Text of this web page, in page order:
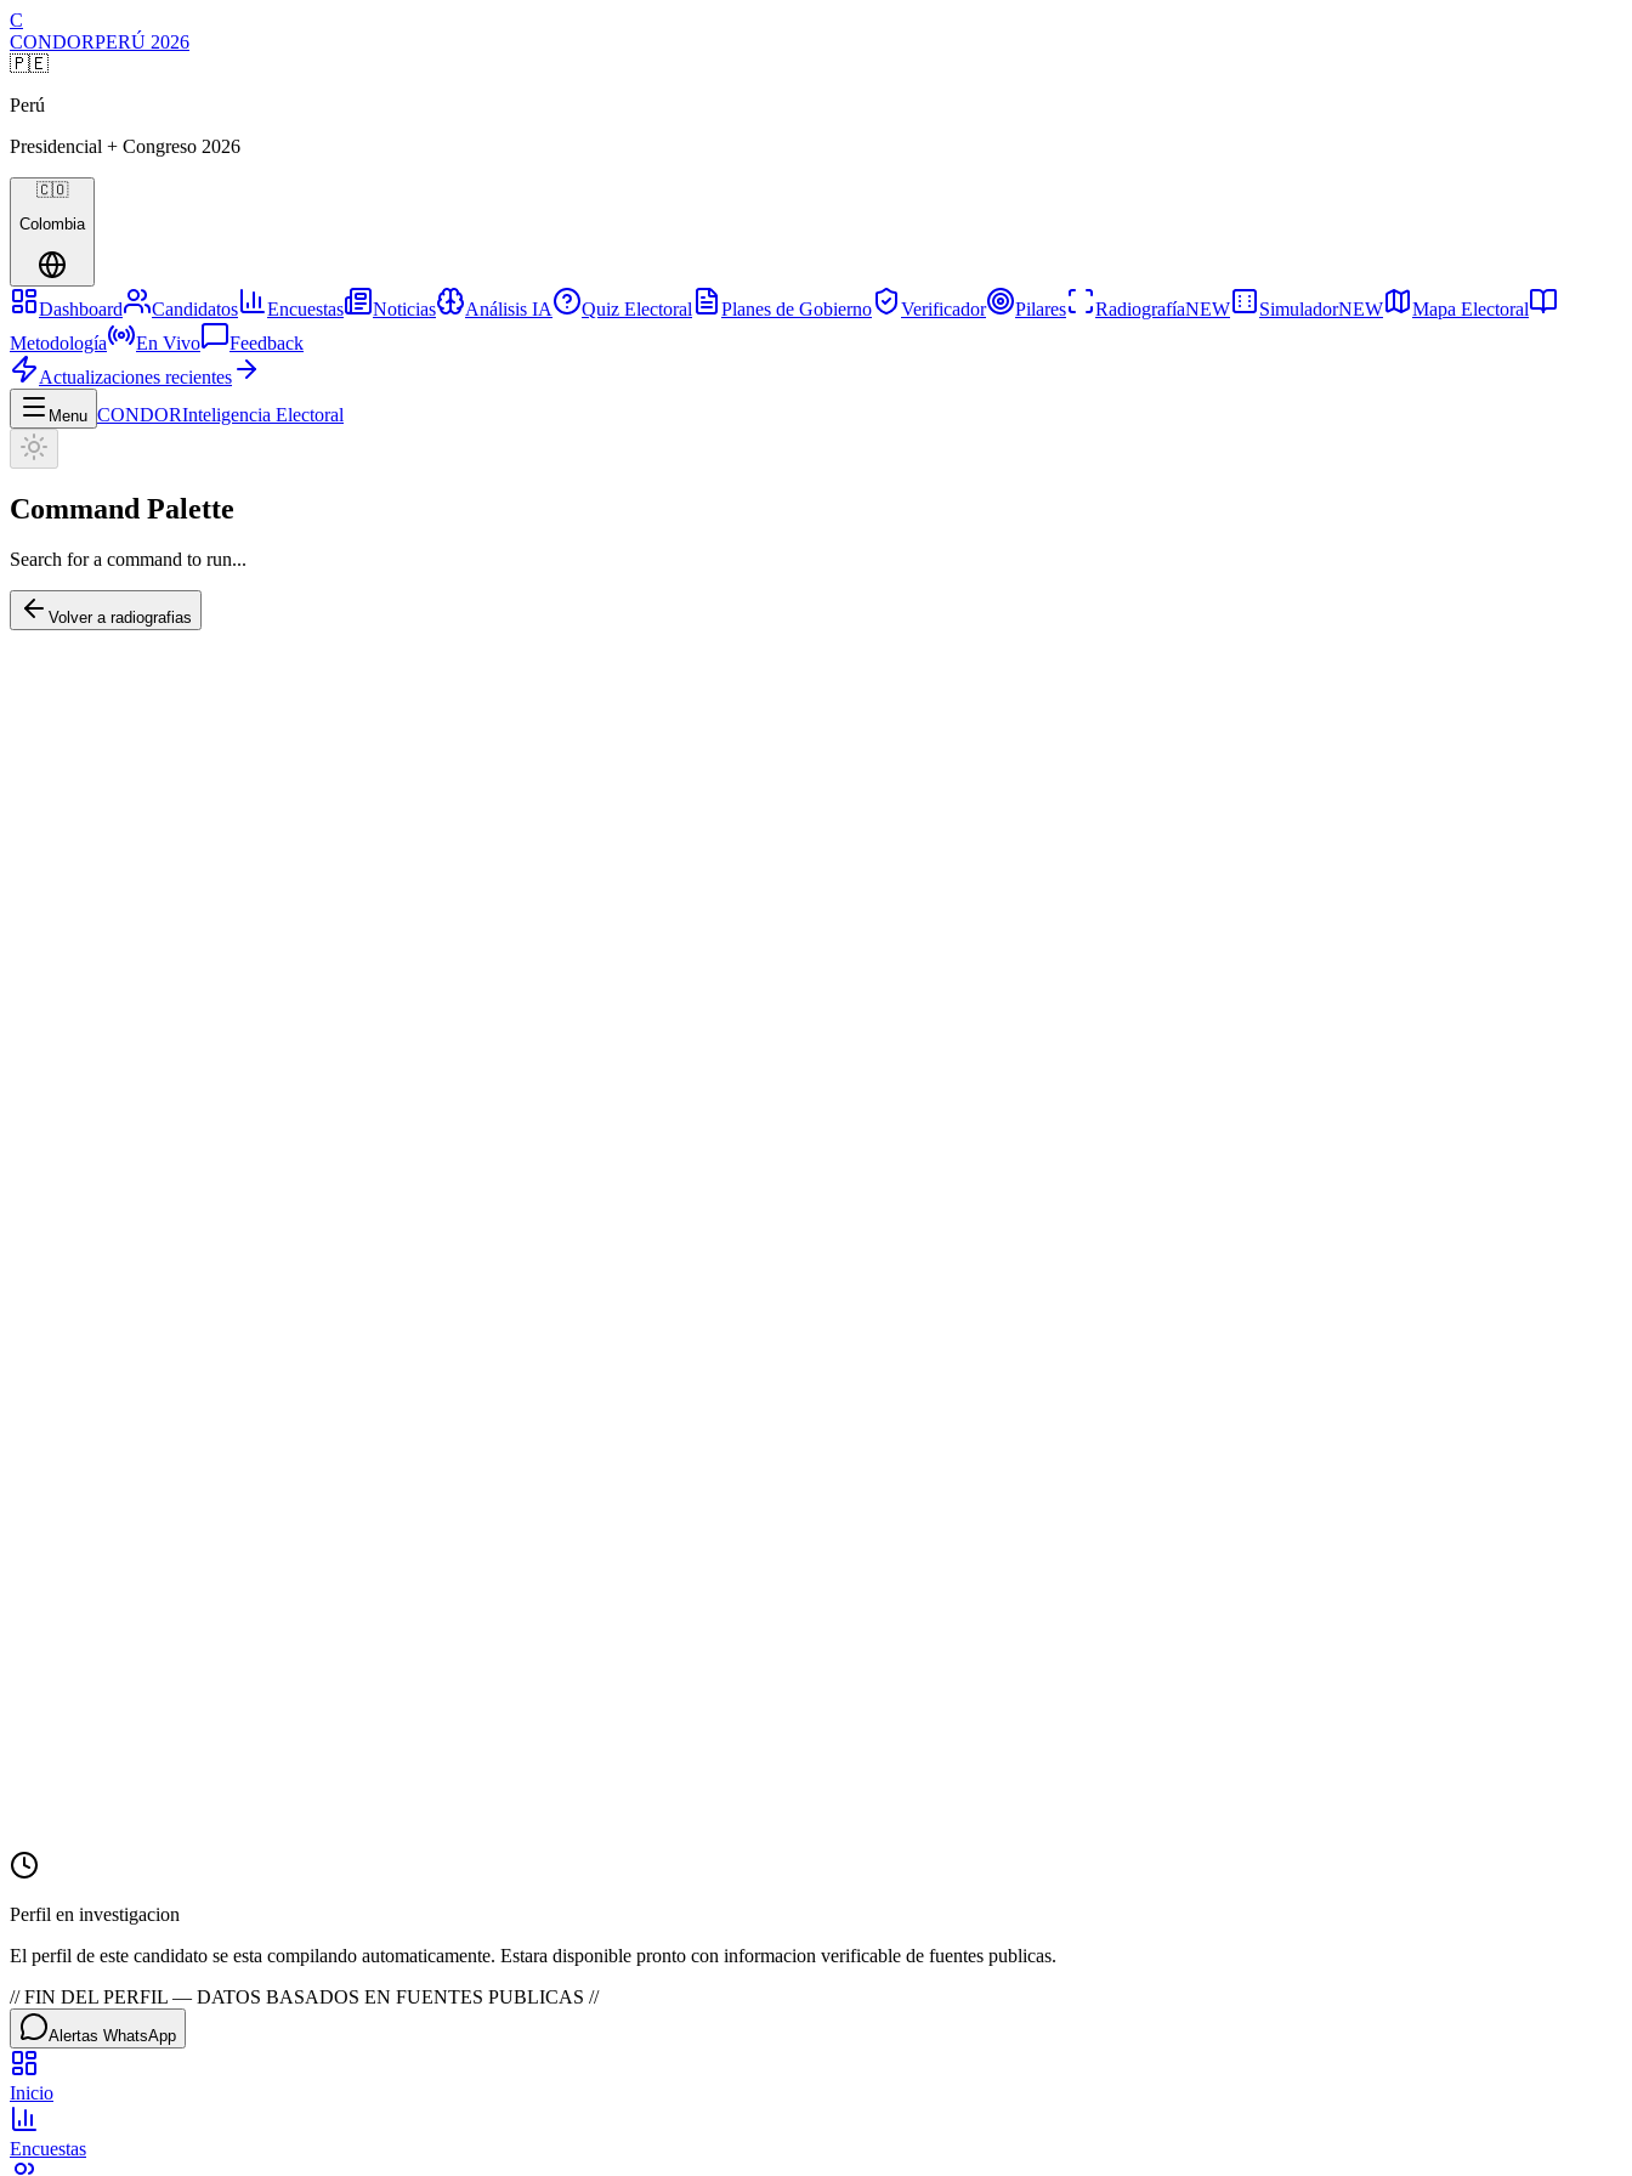
C
CONDORPERÚ 2026
🇵🇪
Perú
Presidencial + Congreso 2026
🇨🇴
Colombia
Dashboard Candidatos Encuestas Noticias Análisis IA Quiz Electoral Planes de Gobierno Verificador Pilares RadiografíaNEW SimuladorNEW
Mapa Electoral
Metodología
En Vivo
Feedback
Actualizaciones recientes
Menu CONDORInteligencia Electoral
Command Palette
Search for a command to run...
Volver a radiografias
Perfil en investigacion
El perfil de este candidato se esta compilando automaticamente. Estara disponible pronto con informacion verificable de fuentes publicas.
// FIN DEL PERFIL — DATOS BASADOS EN FUENTES PUBLICAS //
Alertas WhatsApp
Inicio
Encuestas